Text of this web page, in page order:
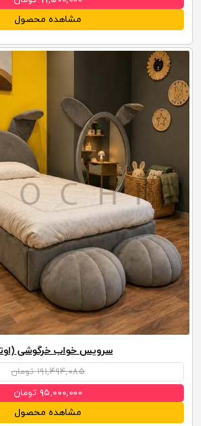
مشاهده محصول
سرویس خواب خرگوشی
۱۹۱,۴۹۴,۰۸۵ تومان
۹۵,۰۰۰,۰۰۰ تومان
مشاهده محصول